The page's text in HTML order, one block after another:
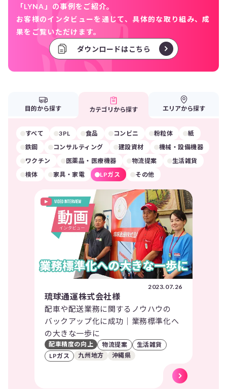
「LYNA」の事例をご紹介。
お客様のインタビューを通じて、具体的な取り組み、成
果をご覧いただけます。
ダウンロードはこちら
目的から探す カテゴリから探す エリアから探す
すべて 3PL 食品 コンビニ 粉粒体
紙
鉄鋼
コンサルティング 建設資材
機械・設備機器
ワクチン
医薬品・医療機器 物流提案
生活雑貨
検体
家具・家電 LPガス その他
2023.07.26
琉球通運株式会社様
配車や配送業務に関するノウハウの
バックアップ化に成功｜業務標準化へ
の大きな一歩に
配車精度の向上 物流提案
生活雑貨
LPガス
九州地方 沖縄県